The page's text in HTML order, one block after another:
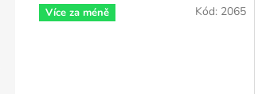
Více za méně Kód: 2065